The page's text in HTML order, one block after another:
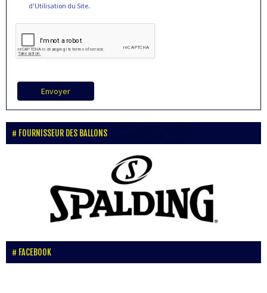
d'Utilisation du Site.
Envoyer
FOURNISSEUR DES BALLONS
FACEBOOK